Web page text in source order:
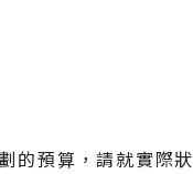
的預算，請就實際狀